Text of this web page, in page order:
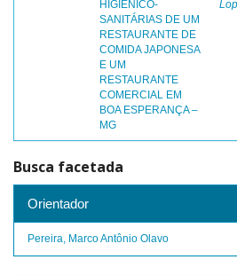
HIGIÊNICO-
SANITÁRIAS DE UM
RESTAURANTE DE
COMIDA JAPONESA
E UM
RESTAURANTE
COMERCIAL EM
BOA ESPERANÇA –
MG
Busca facetada
Orientador
Pereira, Marco Antônio Olavo